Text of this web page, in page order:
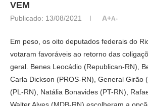
VEM
Publicado: 13/08/2021 A+A-
Em peso, os oito deputados federais do
votaram favoráveis ao retorno das
geral. Benes Leocádio (Republican-RN),
Carla Dickson (PROS-RN), General Girão
(PL-RN), Natália Bonavides (PT-RN),